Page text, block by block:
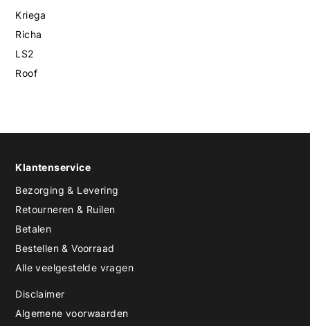
Kriega
Richa
LS2
Roof
Klantenservice
Bezorging & Levering
Retourneren & Ruilen
Betalen
Bestellen & Voorraad
Alle veelgestelde vragen
Disclaimer
Algemene voorwaarden